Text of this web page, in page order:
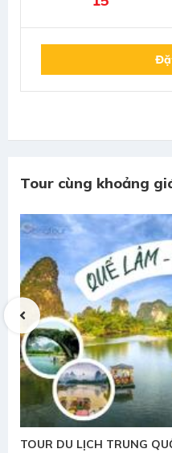
Tour cùng khoảng
(LỄ QUỐC KHÁNH) Tour